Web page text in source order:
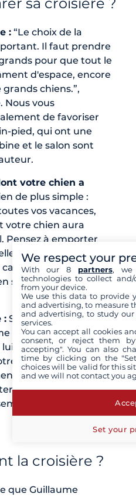
: “Le choix de la
Il faut prendre
pour que tout le
d'espace, encore
grands chiens.”,
Nous vous
de favoriser
pied, qui ont une
et le salon sont
votre chien a
de plus simple :
vos vacances,
votre chien aura
Pensez à emporter
(croquettes,
et ses jouets
se sente comme
: Si votre chien ne sait
explique qu’il peut
acheter un gilet de
départ. Cela
sa sécurité et vous
en toute tranquillité
la croisière ?
que Guillaume
We respect your
With our 8 partners, we
technologies to collect
from your device.
We use this data to provide
and advertising, to measure
and advertising, to study
services.
You can accept all cookies
consent, or reject them
accepting". You can also
time by clicking on the
choices will be valid for this
and we will not contact you
Set your